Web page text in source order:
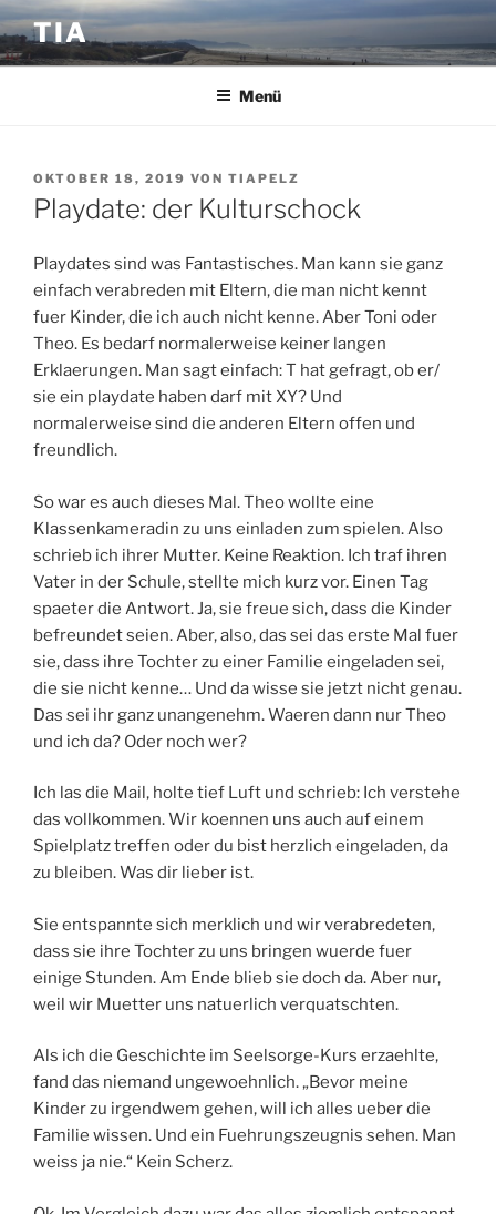
Zum
Inhalt
springen
TIA
Menü
VERÖFFENTLICHT
AM
OKTOBER 18, 2019 VON TIAPELZ
Playdate: der Kulturschock
Playdates sind was Fantastisches. Man kann sie ganz
einfach verabreden mit Eltern, die man nicht kennt
fuer Kinder, die ich auch nicht kenne. Aber Toni oder
Theo. Es bedarf normalerweise keiner langen
Erklaerungen. Man sagt einfach: T hat gefragt, ob er/
sie ein playdate haben darf mit XY? Und
normalerweise sind die anderen Eltern offen und
freundlich.
So war es auch dieses Mal. Theo wollte eine
Klassenkameradin zu uns einladen zum spielen. Also
schrieb ich ihrer Mutter. Keine Reaktion. Ich traf ihren
Vater in der Schule, stellte mich kurz vor. Einen Tag
spaeter die Antwort. Ja, sie freue sich, dass die Kinder
befreundet seien. Aber, also, das sei das erste Mal fuer
sie, dass ihre Tochter zu einer Familie eingeladen sei,
die sie nicht kenne… Und da wisse sie jetzt nicht genau.
Das sei ihr ganz unangenehm. Waeren dann nur Theo
und ich da? Oder noch wer?
Ich las die Mail, holte tief Luft und schrieb: Ich verstehe
das vollkommen. Wir koennen uns auch auf einem
Spielplatz treffen oder du bist herzlich eingeladen, da
zu bleiben. Was dir lieber ist.
Sie entspannte sich merklich und wir verabredeten,
dass sie ihre Tochter zu uns bringen wuerde fuer
einige Stunden. Am Ende blieb sie doch da. Aber nur,
weil wir Muetter uns natuerlich verquatschten.
Als ich die Geschichte im Seelsorge-Kurs erzaehlte,
fand das niemand ungewoehnlich. „Bevor meine
Kinder zu irgendwem gehen, will ich alles ueber die
Familie wissen. Und ein Fuehrungszeugnis sehen. Man
weiss ja nie.“ Kein Scherz.